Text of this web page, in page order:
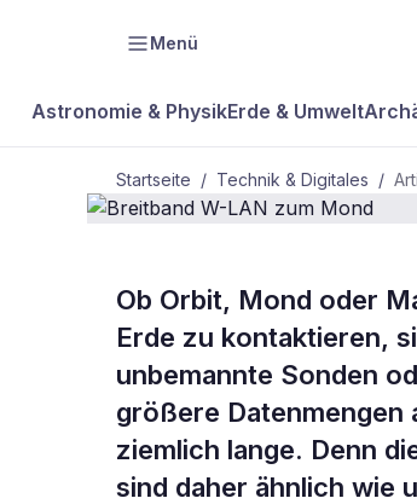
Menü
Astronomie & PhysikErde & Umwelt
Startseite / Technik & Digitales /
TECHNIK & DIGITALES
Mond
Ob Orbit, Mond oder
Erde zu kontaktieren,
unbemannte Sonden
größere Datenmengen
ziemlich lange. Denn
sind daher ähnlich wie